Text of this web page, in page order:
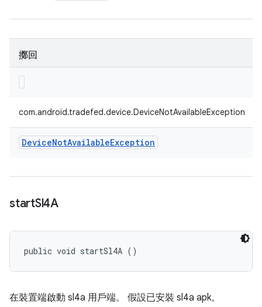
擲回
com.android.tradefed.device.DeviceNotAvailableException
DeviceNotAvailableException
startSl4A
public void startSl4A ()
在裝置端啟動 sl4a 用戶端。 假設已安裝 sl4a apk。